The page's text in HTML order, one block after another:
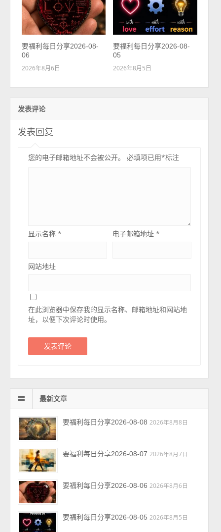
要福利每日分享2026-08-
06
2026年8月6日
要福利每日分享2026-08-
05
2026年8月5日
发表评论
发表回复
您的电子邮箱地址不会被公开。 必填项已用*标注
显示名称* 电子邮箱地址*
网站地址
在此浏览器中保存我的显示名称、邮箱地址和网站地
址，以便下次评论时使用。
最新文章
要福利每日分享2026-08-08 2026年8月8日
要福利每日分享2026-08-07 2026年8月7日
要福利每日分享2026-08-06 2026年8月6日
要福利每日分享2026-08-05 2026年8月5日